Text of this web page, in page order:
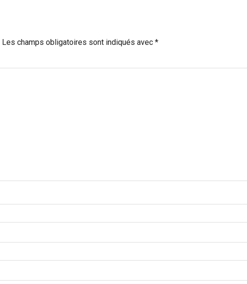
Les champs obligatoires sont indiqués avec *